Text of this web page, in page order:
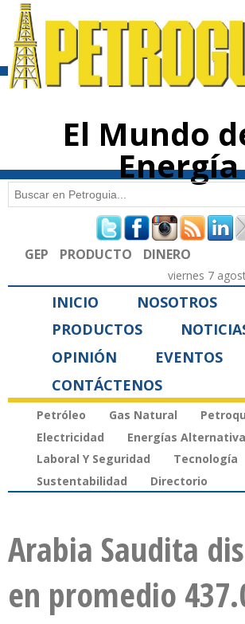
contenido
El Mundo
Energía
Formulario de búsqueda
Buscar
GEP PRODUCTO DINERO
viernes 7
INICIO NOSOTROS
PRODUCTOS
OPINIÓN
EVENTOS
CONTÁCTENOS
Petróleo Gas Natural
Electricidad
Energías
Laboral Y Seguridad
Tecnología
Sustentabilidad
Directorio
Arabia Saudita
en promedio